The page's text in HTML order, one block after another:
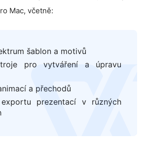
Mac, včetně:
šablon a motivů
pro vytváření a úpravu
a přechodů
prezentací v různých
logo